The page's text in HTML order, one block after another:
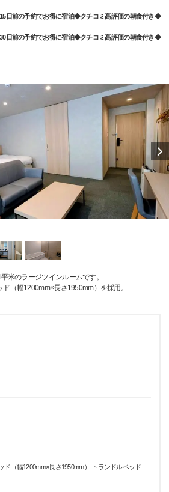
15日前の予約でお得に宿泊◆クチコミ高評価の朝食付き◆
30日前の予約でお得に宿泊◆クチコミ高評価の朝食付き◆
米のラージツインルームです。
（幅1200mm×長さ1950mm）を採用。
ド（幅1200mm×長さ1950mm） トランドルベッド